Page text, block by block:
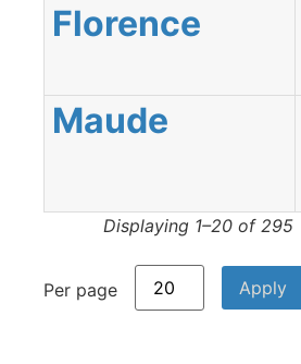
Florence
Maude
Displaying 1–20 of 295
Per page